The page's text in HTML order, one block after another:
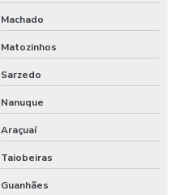
Machado
Matozinhos
Sarzedo
Nanuque
Araçuaí
Taiobeiras
Guanhães